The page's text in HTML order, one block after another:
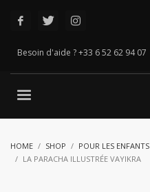
Besoin d'aide ? +33 6 52 62 94 07
HOME SHOP POUR LES ENFANTS
LA PARACHA ILLUSTRÉE VAYIKRA